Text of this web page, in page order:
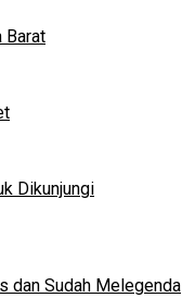
Barat
Dikunjungi
dan Sudah Melegenda